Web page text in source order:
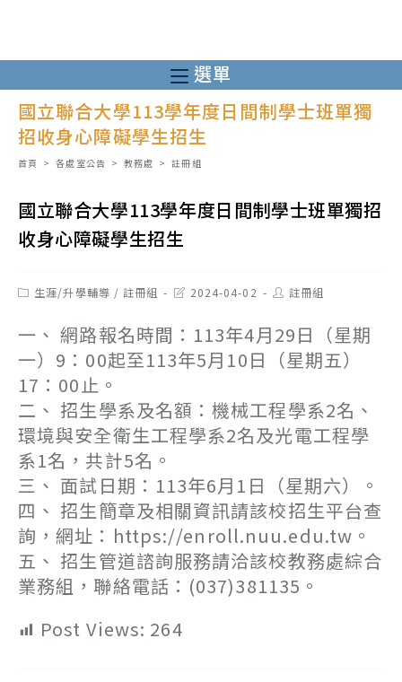
至
主
內
選單
國立聯合大學113學年度日間制學士班單獨
招收身心障礙學生招生
首頁 > 各處室公告 > 教務處 > 註冊組
國立聯合大學113學年度日間制學士班單獨招
收身心障礙學生招生
Post生涯/升學輔導 / 註冊組
Post2024-04-02
Post註冊組
一、 網路報名時間：113年4月29日（星期
一）9：00起至113年5月10日（星期五）
17：00止。
二、 招生學系及名額：機械工程學系2名、
環境與安全衛生工程學系2名及光電工程學
系1名，共計5名。
三、 面試日期：113年6月1日（星期六）。
四、 招生簡章及相關資訊請該校招生平台查
詢，網址：https://enroll.nuu.edu.tw。
五、 招生管道諮詢服務請洽該校教務處綜合
業務組，聯絡電話：(037)381135。
Post Views: 264